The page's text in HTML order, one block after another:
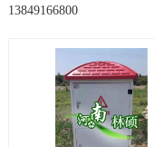
13849166800